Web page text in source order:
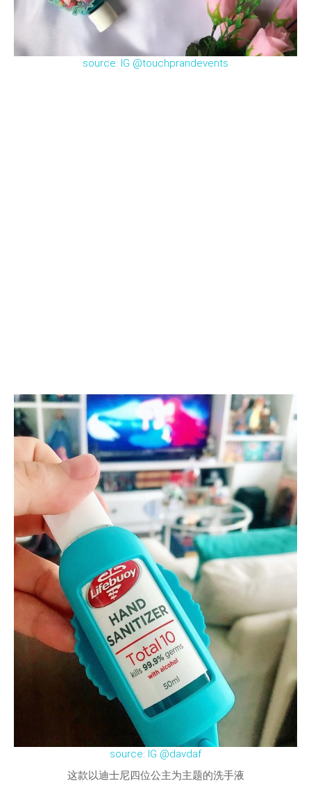
source: IG @touchprandevents
source: IG @davdaf
这款以迪士尼四位公主为主题的洗手液